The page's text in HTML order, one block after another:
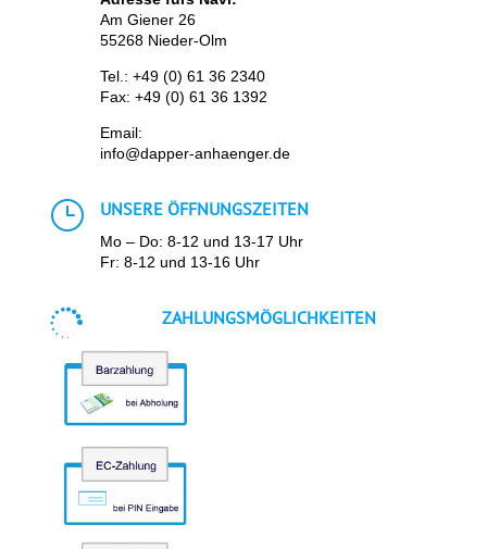
Am Giener 26
55268 Nieder-Olm
Tel.: +49 (0) 61 36 2340
Fax: +49 (0) 61 36 1392
Email:
info@dapper-anhaenger.de
} UNSERE ÖFFNUNGSZEITEN
Mo – Do: 8-12 und 13-17 Uhr
Fr: 8-12 und 13-16 Uhr
 ZAHLUNGSMÖGLICHKEITEN